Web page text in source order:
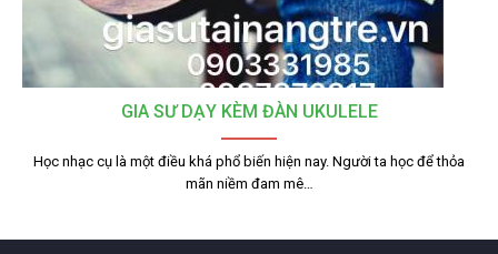
GIA SƯ DẠY KÈM ĐÀN UKULELE
Học nhạc cụ là một điều khá phổ biến hiện nay. Người ta học để thỏa
mãn niềm đam mê…